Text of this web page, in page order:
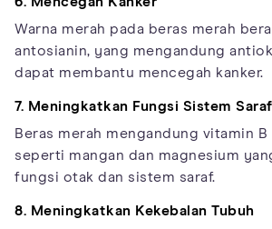
Warna merah pada beras merah
antosianin, yang mengandung
dapat membantu mencegah kanker.
7. Meningkatkan Fungsi Sistem Saraf
Beras merah mengandung vitamin B
seperti mangan dan magnesium
fungsi otak dan sistem saraf.
8. Meningkatkan Kekebalan Tubuh